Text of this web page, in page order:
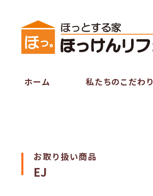
ホーム 私たちのこだわり
お取り扱い商品
EJ